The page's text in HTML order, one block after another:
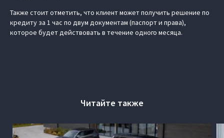
Также стоит отметить, что клиент может получить решение по
кредиту за 1 час по двум документам (паспорт и права),
которое будет действовать в течение одного месяца.
Читайте также